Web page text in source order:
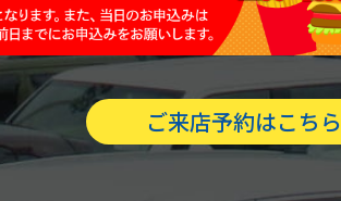
ご来店予約はこちら